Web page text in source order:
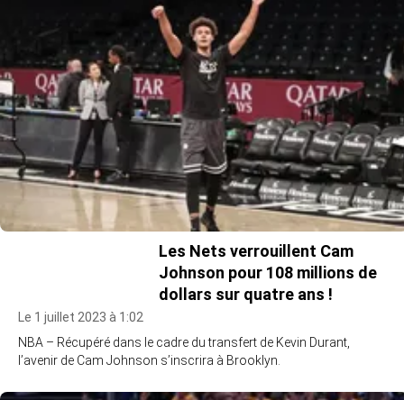
Les Nets verrouillent Cam
Johnson pour 108 millions de
dollars sur quatre ans !
Le 1 juillet 2023 à 1:02
NBA – Récupéré dans le cadre du transfert de Kevin Durant,
l’avenir de Cam Johnson s’inscrira à Brooklyn.